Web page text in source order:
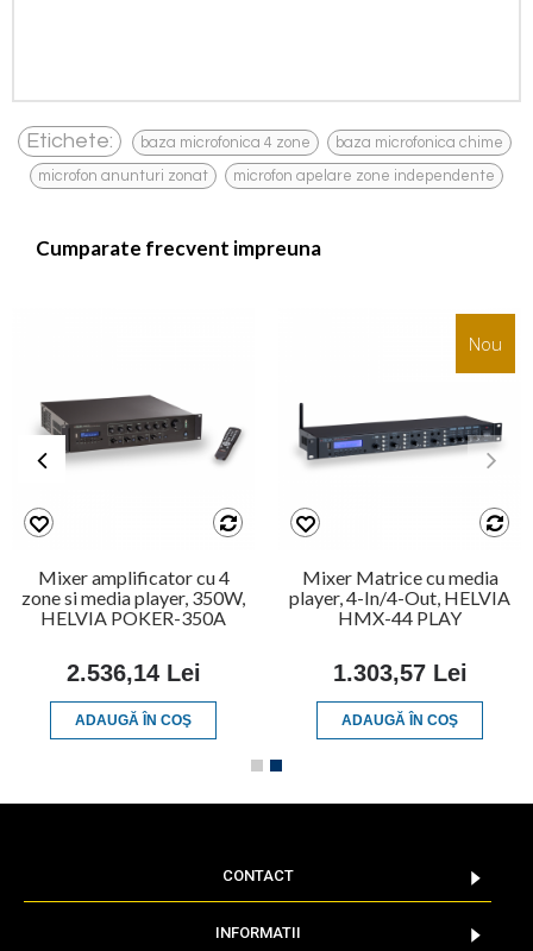
Etichete: baza microfonica 4 zone baza microfonica chime
microfon anunturi zonat microfon apelare zone independente
Cumparate frecvent impreuna
Mixer amplificator cu 4
zone si media player, 350W,
HELVIA POKER-350A
2.536,14 Lei
ADAUGĂ ÎN COŞ
Nou
Mixer Matrice cu media
player, 4-In/4-Out, HELVIA
HMX-44 PLAY
1.303,57 Lei
ADAUGĂ ÎN COŞ
CONTACT
INFORMATII